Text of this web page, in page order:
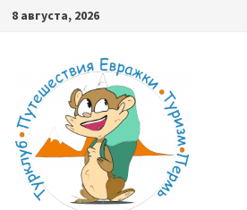
Перейти
содержимому
8 августа, 2026